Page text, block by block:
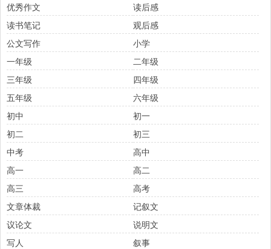
优秀作文
读后感
读书笔记
观后感
公文写作
小学
一年级
二年级
三年级
四年级
五年级
六年级
初中
初一
初二
初三
中考
高中
高一
高二
高三
高考
文章体裁
记叙文
议论文
说明文
写人
叙事